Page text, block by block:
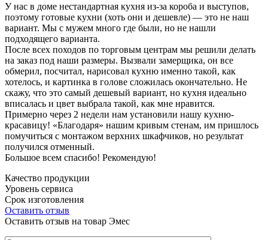
У нас в доме нестандартная кухня из-за короба и выступов,
поэтому готовые кухни (хоть они и дешевле) — это не наш
вариант. Мы с мужем много где были, но не нашли
подходящего варианта.
После всех походов по торговым центрам мы решили делать
на заказ под наши размеры. Вызвали замерщика, он все
обмерил, посчитал, нарисовал кухню именно такой, как
хотелось, и картинка в голове сложилась окончательно. Не
скажу, что это самый дешевый вариант, но кухня идеально
вписалась и цвет выбрала такой, как мне нравится.
Примерно через 2 недели нам установили нашу кухню-
красавицу! «Благодаря» нашим кривым стенам, им пришлось
помучиться с монтажом верхних шкафчиков, но результат
получился отменный.
Большое всем спасибо! Рекомендую!
Качество продукции
Уровень сервиса
Срок изготовления
Оставить отзыв
Оставить отзыв на товар Эмес